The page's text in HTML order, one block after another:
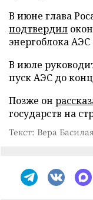
В июне глава
подтвердил
энергоблока
В июле
пуск АЭС до
Позже он
государств на
Текст: Вера Басилая